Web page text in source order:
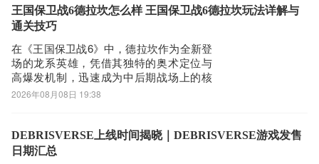
关键资源入口——其中包含大量金币、强
化材料与稀有装备图纸，无论是新手开荒
阶段还是中
王国保卫战6德拉坎怎么样 王国保卫战6德拉坎玩法详解与
通关技巧
在《王国保卫战6》中，德拉坎作为全新登
场的龙系英雄，凭借其独特的奥术定位与
高爆发机制，迅速成为中后期战场上的核
心输出单位。不同于传统法师类角色，德
战价值，玩家需深入理解其技能逻辑、伤
害构成及协同策略，方能在高难度关卡中
2026年08月08日 19:38
DEBRISVERSE上线时间揭晓｜DEBRISVERSE游戏发售
日期汇总